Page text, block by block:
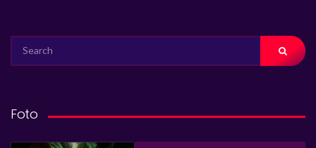
FOR:
Foto